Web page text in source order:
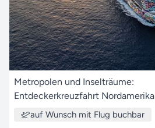
Metropolen und Inselträume:
Entdeckerkreuzfahrt Nordamerika
auf Wunsch mit Flug buchbar